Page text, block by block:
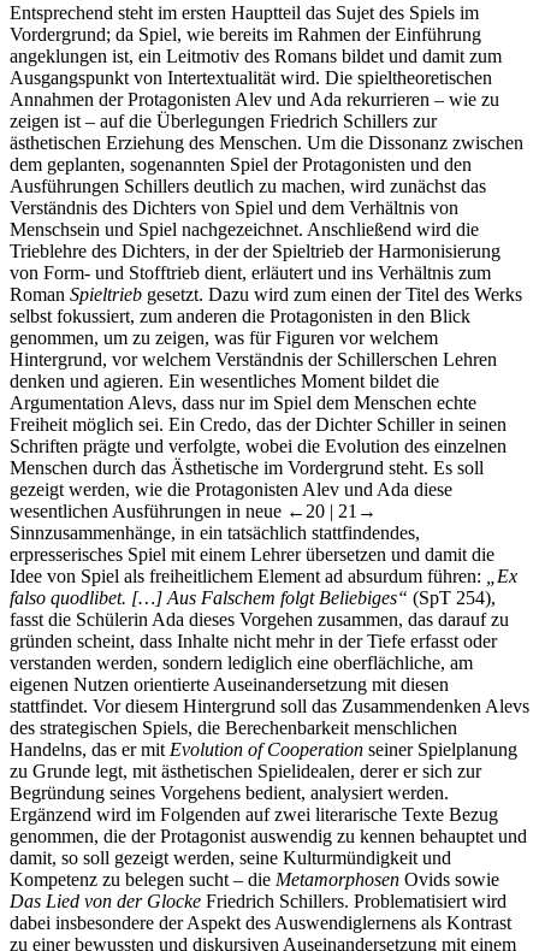
Entsprechend steht im ersten Hauptteil das Sujet des Spiels im
Vordergrund; da Spiel, wie bereits im Rahmen der Einführung
angeklungen ist, ein Leitmotiv des Romans bildet und damit zum
Ausgangspunkt von Intertextualität wird. Die spieltheoretischen
Annahmen der Protagonisten Alev und Ada rekurrieren – wie zu
zeigen ist – auf die Überlegungen Friedrich Schillers zur
ästhetischen Erziehung des Menschen. Um die Dissonanz zwischen
dem geplanten, sogenannten Spiel der Protagonisten und den
Ausführungen Schillers deutlich zu machen, wird zunächst das
Verständnis des Dichters von Spiel und dem Verhältnis von
Menschsein und Spiel nachgezeichnet. Anschließend wird die
Trieblehre des Dichters, in der der Spieltrieb der Harmonisierung
von Form- und Stofftrieb dient, erläutert und ins Verhältnis zum
Roman Spieltrieb gesetzt. Dazu wird zum einen der Titel des Werks
selbst fokussiert, zum anderen die Protagonisten in den Blick
genommen, um zu zeigen, was für Figuren vor welchem
Hintergrund, vor welchem Verständnis der Schillerschen Lehren
denken und agieren. Ein wesentliches Moment bildet die
Argumentation Alevs, dass nur im Spiel dem Menschen echte
Freiheit möglich sei. Ein Credo, das der Dichter Schiller in seinen
Schriften prägte und verfolgte, wobei die Evolution des einzelnen
Menschen durch das Ästhetische im Vordergrund steht. Es soll
gezeigt werden, wie die Protagonisten Alev und Ada diese
wesentlichen Ausführungen in neue ←20 | 21→
Sinnzusammenhänge, in ein tatsächlich stattfindendes,
erpresserisches Spiel mit einem Lehrer übersetzen und damit die
Idee von Spiel als freiheitlichem Element ad absurdum führen:
„Ex
falso quodlibet. […] Aus Falschem folgt Beliebiges“ (SpT 254),
fasst die Schülerin Ada dieses Vorgehen zusammen, das darauf zu
gründen scheint, dass Inhalte nicht mehr in der Tiefe erfasst oder
verstanden werden, sondern lediglich eine oberflächliche, am
eigenen Nutzen orientierte Auseinandersetzung mit diesen
stattfindet. Vor diesem Hintergrund soll das Zusammendenken Alevs
des strategischen Spiels, die Berechenbarkeit menschlichen
Handelns, das er mit Evolution of Cooperation seiner Spielplanung
zu Grunde legt, mit ästhetischen Spielidealen, derer er sich zur
Begründung seines Vorgehens bedient, analysiert werden.
Ergänzend wird im Folgenden auf zwei literarische Texte Bezug
genommen, die der Protagonist auswendig zu kennen behauptet und
damit, so soll gezeigt werden, seine Kulturmündigkeit und
Kompetenz zu belegen sucht – die Metamorphosen Ovids sowie
Das Lied von der Glocke Friedrich Schillers. Problematisiert wird
dabei insbesondere der Aspekt des Auswendiglernens als Kontrast
zu einer bewussten und diskursiven Auseinandersetzung mit einem